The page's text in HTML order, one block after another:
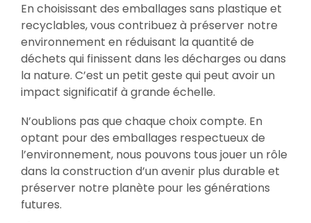
En choisissant des emballages sans plastique et
recyclables, vous contribuez à préserver notre
environnement en réduisant la quantité de
déchets qui finissent dans les décharges ou dans
la nature. C’est un petit geste qui peut avoir un
impact significatif à grande échelle.
N’oublions pas que chaque choix compte. En
optant pour des emballages respectueux de
l’environnement, nous pouvons tous jouer un rôle
dans la construction d’un avenir plus durable et
préserver notre planète pour les générations
futures.